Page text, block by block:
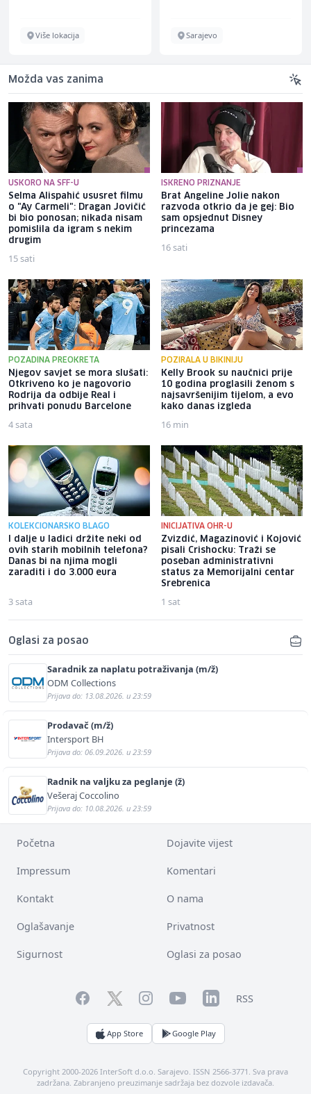
Više lokacija Sarajevo
Možda vas zanima
USKORO NA SFF-U
Selma Alispahić ususret filmu
o "Ay Carmeli": Dragan Jovičić
bi bio ponosan; nikada nisam
pomislila da igram s nekim
drugim
15 sati
ISKRENO PRIZNANJE
Brat Angeline Jolie nakon
razvoda otkrio da je gej: Bio
sam opsjednut Disney
princezama
16 sati
POZADINA PREOKRETA
Njegov savjet se mora slušati:
Otkriveno ko je nagovorio
Rodrija da odbije Real i
prihvati ponudu Barcelone
4 sata
POZIRALA U BIKINIJU
Kelly Brook su naučnici prije
10 godina proglasili ženom s
najsavršenijim tijelom, a evo
kako danas izgleda
16 min
KOLEKCIONARSKO BLAGO
I dalje u ladici držite neki od
ovih starih mobilnih telefona?
Danas bi na njima mogli
zaraditi i do 3.000 eura
3 sata
INICIJATIVA OHR-U
Zvizdić, Magazinović i Kojović
pisali Crishocku: Traži se
poseban administrativni
status za Memorijalni centar
Srebrenica
1 sat
Oglasi za posao
Saradnik za naplatu potraživanja (m/ž)
ODM Collections
Prijava do: 13.08.2026. u 23:59
Prodavač (m/ž)
Intersport BH
Prijava do: 06.09.2026. u 23:59
Radnik na valjku za peglanje (ž)
Vešeraj Coccolino
Prijava do: 10.08.2026. u 23:59
Početna Dojavite vijest
Impressum Komentari
Kontakt O nama
Oglašavanje Privatnost
Sigurnost Oglasi za posao
FacebookTwitterInstagramYouTubeLinkedInRSS
App Store Google Play
Copyright 2000-2026 InterSoft d.o.o. Sarajevo. ISSN 2566-3771. Sva prava
zadržana. Zabranjeno preuzimanje sadržaja bez dozvole izdavača.